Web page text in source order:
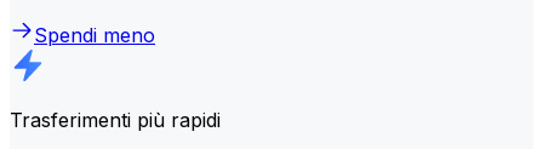
Spendi meno
Trasferimenti più rapidi